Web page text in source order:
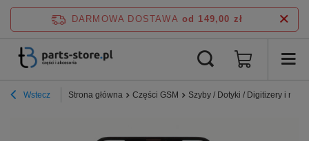
DARMOWA DOSTAWA od 149,00 zł
Wstecz Strona główna Części GSM Szyby / Dotyki / Digitizery i ramki